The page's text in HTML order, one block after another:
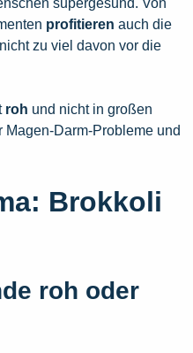
profitieren auch die
zu viel davon vor die
roh und nicht in großen
Magen-Darm-Probleme und
Brokkoli
roh oder